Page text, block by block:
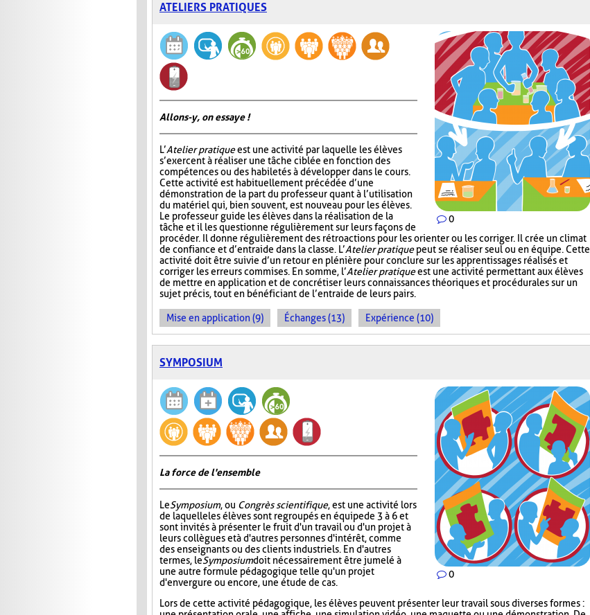
ATELIERS PRATIQUES
0
Allons-y, on essaye !
L’Atelier pratiqueest une activité par laquelle les élèves
s’exercent à réaliser une tâche ciblée en fonction des
compétences ou des habiletés à développer dans le cours.
Cette activité est habituellement précédée d’une
démonstration de la part du professeur quant à l’utilisation
du matériel qui, bien souvent, est nouveau pour les élèves.
Le professeur guide les élèves dans la réalisation de la
tâche et il les questionne régulièrement sur leurs façons de
procéder. Il donne régulièrement des rétroactions pour les orienter ou les corriger. Il crée un climat
de confiance et d’entraide dans la classe. L’Atelier pratiquepeut se réaliser seul ou en équipe. Cette
activité doit être suivie d’un retour en plénière pour conclure sur les apprentissages réalisés et
corriger les erreurs commises. En somme, l’Atelier pratiqueest une activité permettant aux élèves
de mettre en application et de concrétiser leurs connaissances théoriques et procédurales sur un
sujet précis, tout en bénéficiant de l’entraide de leurs pairs.
Mise en application (9) Échanges (13) Expérience (10)
SYMPOSIUM
0
La force de l'ensemble
LeSymposium, ou Congrès scientifique, est une activité lors
de laquelle les élèves sont regroupés en équipe de 3 à 6 et
sont invités à présenter le fruit d'un travail ou d'un projet à
leurs collègues et à d'autres personnes d'intérêt, comme
des enseignants ou des clients industriels. En d'autres
termes, leSymposiumdoit nécessairement être jumelé à
une autre formule pédagogique telle qu'un projet
d'envergure ou encore, une étude de cas.
Lors de cette activité pédagogique, les élèves peuvent présenter leur travail sous diverses formes :